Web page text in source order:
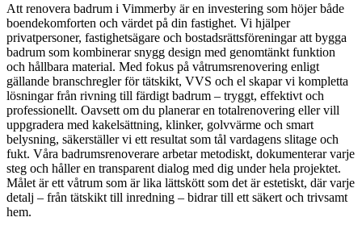
Att renovera badrum i Vimmerby är en investering som höjer både
boendekomforten och värdet på din fastighet. Vi hjälper
privatpersoner, fastighetsägare och bostadsrättsföreningar att bygga
badrum som kombinerar snygg design med genomtänkt funktion
och hållbara material. Med fokus på våtrumsrenovering enligt
gällande branschregler för tätskikt, VVS och el skapar vi kompletta
lösningar från rivning till färdigt badrum – tryggt, effektivt och
professionellt. Oavsett om du planerar en totalrenovering eller vill
uppgradera med kakelsättning, klinker, golvvärme och smart
belysning, säkerställer vi ett resultat som tål vardagens slitage och
fukt. Våra badrumsrenoverare arbetar metodiskt, dokumenterar varje
steg och håller en transparent dialog med dig under hela projektet.
Målet är ett våtrum som är lika lättskött som det är estetiskt, där varje
detalj – från tätskikt till inredning – bidrar till ett säkert och trivsamt
hem.